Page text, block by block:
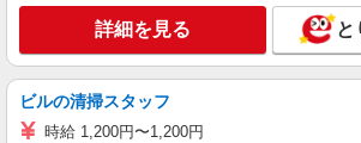
詳細を見る と
ビルの清掃スタッフ
時給 1,200円〜1,200円